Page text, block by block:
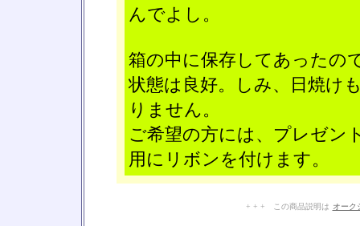
んでよし。
箱の中に保存してあったの
状態は良好。しみ、日焼け
りません。
ご希望の方には、プレゼン
用にリボンを付けます。
+ + + この商品説明は オーク